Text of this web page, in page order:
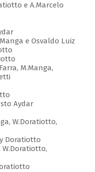
e A.Marcelo
e Osvaldo Luiz
M.Manga,
Aydar
W.Doratiotto,
Doratiotto
W.Doratiotto,